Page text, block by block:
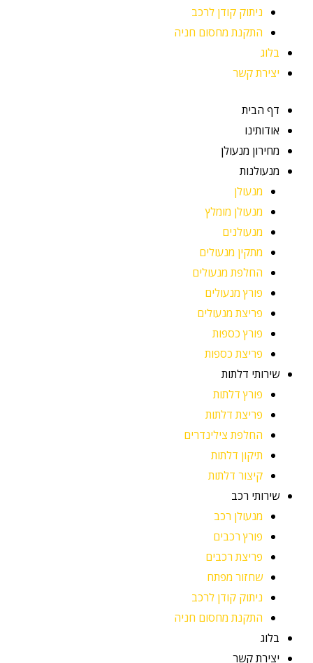
ניתוק קודן לרכב
התקנת מחסום חניה
בלוג
יצירת קשר
דף הבית
אודותינו
מחירון מנעולן
מנעולנות
מנעולן
מנעולן מומלץ
מנעולנים
מתקין מנעולים
החלפת מנעולים
פורץ מנעולים
פריצת מנעולים
פורץ כספות
פריצת כספות
שירותי דלתות
פורץ דלתות
פריצת דלתות
החלפת צילינדרים
תיקון דלתות
קיצור דלתות
שירותי רכב
מנעולן רכב
פורץ רכבים
פריצת רכבים
שחזור מפתח
ניתוק קודן לרכב
התקנת מחסום חניה
בלוג
יצירת קשר